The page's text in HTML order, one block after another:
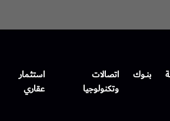
بنــوك
اتصالات
وتكنولوجيا
استثمار
عقاري